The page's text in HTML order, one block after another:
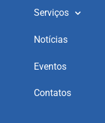
Serviços
Notícias
Eventos
Contatos